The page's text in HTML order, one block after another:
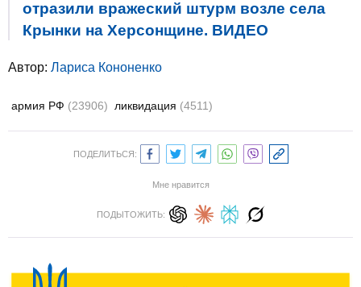
отразили вражеский штурм возле села
Крынки на Херсонщине. ВИДЕО
Автор: Лариса Кононенко
армия РФ (23906) ликвидация (4511)
ПОДЕЛИТЬСЯ:
Мне нравится
ПОДЫТОЖИТЬ: